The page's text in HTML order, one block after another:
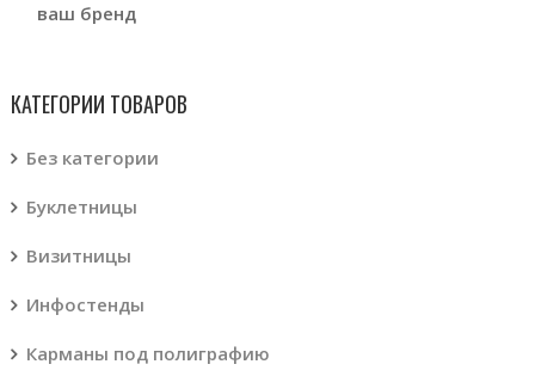
ваш бренд
КАТЕГОРИИ ТОВАРОВ
Без категории
Буклетницы
Визитницы
Инфостенды
Карманы под полиграфию